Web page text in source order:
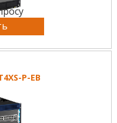
P-EB